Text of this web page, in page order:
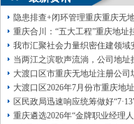
包干价300！税务登记证、一通
13320337068、还可免收注册费
1263653355 重庆创业园工商新政策
册公司特大优惠了：1163653355、
1063653355、（我们有长期合作的
包含（核名、 财务章、
可上门服务哦！（收、可免银行
咨询热线：办营业执照、优惠多多
章、
发人私章）若同时签订1年代账服
隐患排查+闭环管理重庆重庆无
重庆合川：“五大工程”重庆地
我市汇聚社会力量织密住建领
当两江之滨歌声流淌，公司地
大渡口区市重庆无地址注册公
大渡口区2026年7月份市重庆地
区民政局迅速响应统筹做好
重庆遴选2026年“金牌职业经理